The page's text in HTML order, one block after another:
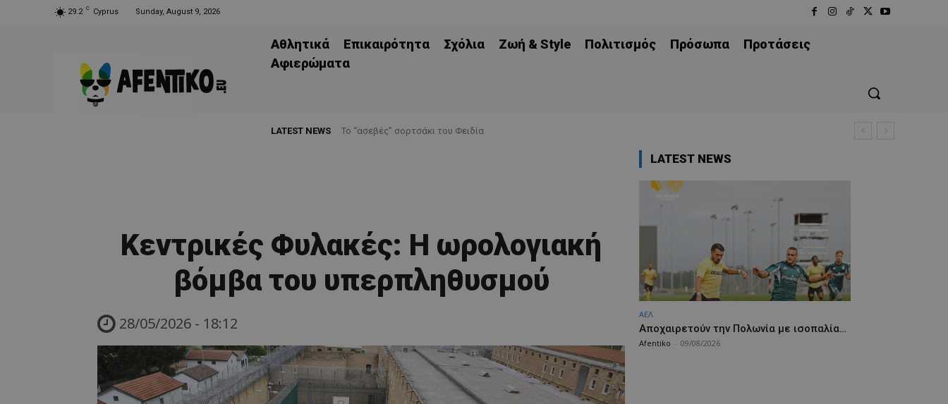
29.2 C Cyprus Sunday, August 9, 2026
Αθλητικά Επικαιρότητα Σχόλια Ζωή & Style Πολιτισμός Πρόσωπα
Προτάσεις
Aφιερώματα
LATEST NEWS Το “ασεβές” σορτσάκι του Φειδία
Κεντρικές Φυλακές: Η ωρολογιακή
βόμβα του υπερπληθυσμού
28/05/2026 - 18:12
LATEST NEWS
ΑΕΛ
Aποχαιρετούν την Πολωνία με ισοπαλία…
Afentiko 09/08/2026